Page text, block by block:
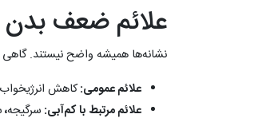
علائم ضعف
نشانه‌ها همیشه واضح نیستند.
علائم عمومی:کاهش
علائم مرتبط با کم‌آبی: سرگیجه،